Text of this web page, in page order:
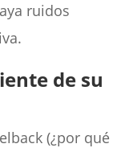
ruidos
de su
(¿por qué